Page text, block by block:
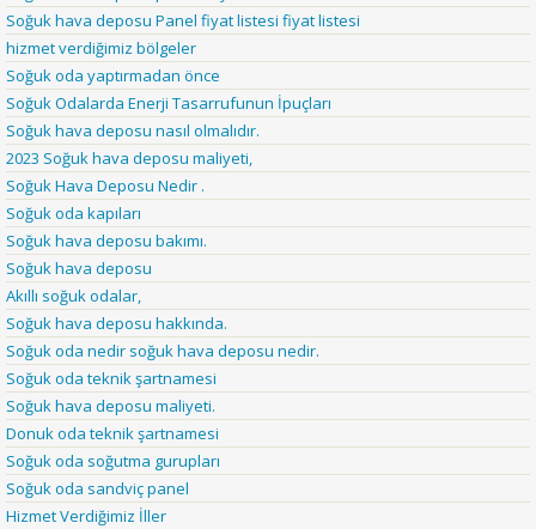
Soğuk hava deposu Panel fiyat listesi fiyat listesi
hizmet verdiğimiz bölgeler
Soğuk oda yaptırmadan önce
Soğuk Odalarda Enerji Tasarrufunun İpuçları
Soğuk hava deposu nasıl olmalıdır.
2023 Soğuk hava deposu maliyeti,
Soğuk Hava Deposu Nedir .
Soğuk oda kapıları
Soğuk hava deposu bakımı.
Soğuk hava deposu
Akıllı soğuk odalar,
Soğuk hava deposu hakkında.
Soğuk oda nedir soğuk hava deposu nedir.
Soğuk oda teknik şartnamesi
Soğuk hava deposu maliyeti.
Donuk oda teknik şartnamesi
Soğuk oda soğutma gurupları
Soğuk oda sandviç panel
Hizmet Verdiğimiz İller